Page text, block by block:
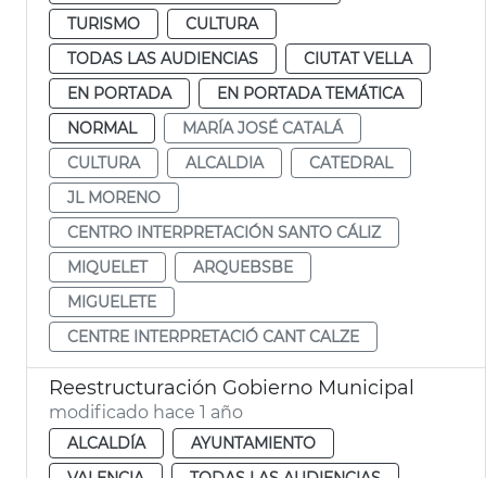
TURISMO
CULTURA
TODAS LAS AUDIENCIAS
CIUTAT VELLA
EN PORTADA
EN PORTADA TEMÁTICA
NORMAL
MARÍA JOSÉ CATALÁ
CULTURA
ALCALDIA
CATEDRAL
JL MORENO
CENTRO INTERPRETACIÓN SANTO CÁLIZ
MIQUELET
ARQUEBSBE
MIGUELETE
CENTRE INTERPRETACIÓ CANT CALZE
Reestructuración Gobierno Municipal
modificado hace 1 año
ALCALDÍA
AYUNTAMIENTO